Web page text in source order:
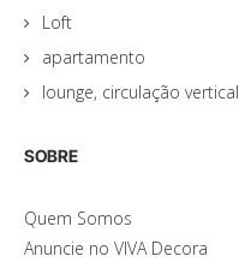
Loft
apartamento
lounge, circulação vertical
SOBRE
Quem Somos
Anuncie no VIVA Decora